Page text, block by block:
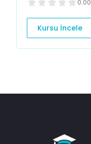
0.00
Kursu İncele